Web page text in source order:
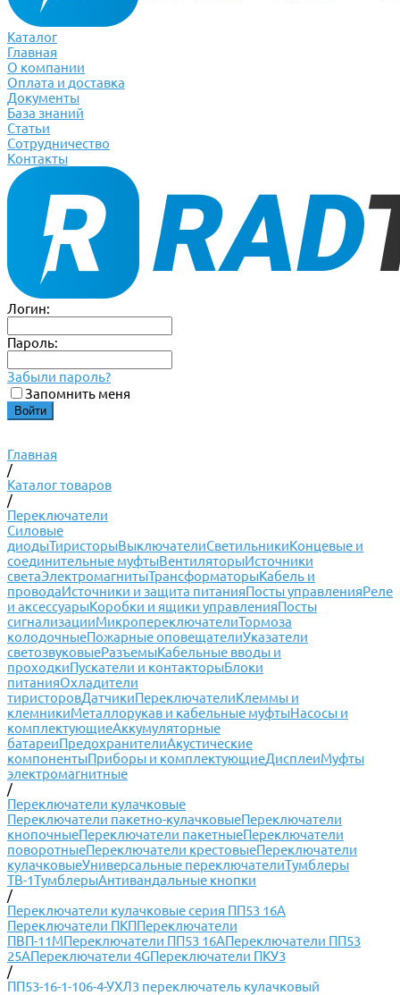
Каталог
Главная
О компании
Оплата и доставка
Документы
База знаний
Статьи
Сотрудничество
Контакты
Логин:
Пароль:
Забыли пароль?
Запомнить меня
Главная
/
Каталог товаров
/
Переключатели
Силовые
диодыТиристорыВыключателиСветильникиКонцевые и
соединительные муфтыВентиляторыИсточники
светаЭлектромагнитыТрансформаторыКабель и
проводаИсточники и защита питанияПосты управленияРеле
и аксессуарыКоробки и ящики управленияПосты
сигнализацииМикропереключателиТормоза
колодочныеПожарные оповещателиУказатели
светозвуковыеРазъемыКабельные вводы и
проходкиПускатели и контакторыБлоки
питанияОхладители
тиристоровДатчикиПереключателиКлеммы и
клемникиМеталлорукав и кабельные муфтыНасосы и
комплектующиеАккумуляторные
батареиПредохранителиАкустические
компонентыПриборы и комплектующиеДисплеиМуфты
электромагнитные
/
Переключатели кулачковые
Переключатели пакетно-кулачковыеПереключатели
кнопочныеПереключатели пакетныеПереключатели
поворотныеПереключатели крестовыеПереключатели
кулачковыеУниверсальные переключателиТумблеры
ТВ-1ТумблерыАнтивандальные кнопки
/
Переключатели кулачковые серия ПП53 16А
Переключатели ПКППереключатели
ПВП-11МПереключатели ПП53 16АПереключатели ПП53
25АПереключатели 4GПереключатели ПКУ3
/
ПП53-16-1-106-4-УХЛ3 переключатель кулачковый